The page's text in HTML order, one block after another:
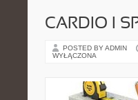
CARDIO I
POSTED BY ADMIN
WYŁĄCZONA